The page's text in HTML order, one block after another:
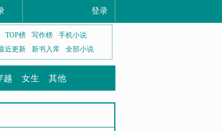
登录
TOP榜 写作榜
手机小说
近更新
新书入库 全部小说
越 女生 其他